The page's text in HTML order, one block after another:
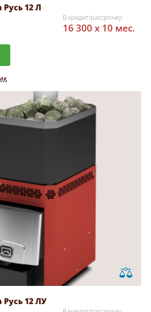
12 Л
В кредит/рассрочку:
16 300 x 10 мес.
12 ЛУ